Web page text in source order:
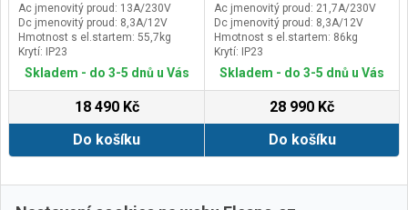
Ac jmenovitý proud: 13A/230V
Dc jmenovitý proud: 8,3A/12V
Hmotnost s el.startem: 55,7kg
Krytí: IP23
Skladem - do 3-5 dnů u Vás
18 490 Kč
Do košíku
Ac jmenovitý proud: 21,7A/230V
Dc jmenovitý proud: 8,3A/12V
Hmotnost s el.startem: 86kg
Krytí: IP23
Skladem - do 3-5 dnů u Vás
28 990 Kč
Do košíku